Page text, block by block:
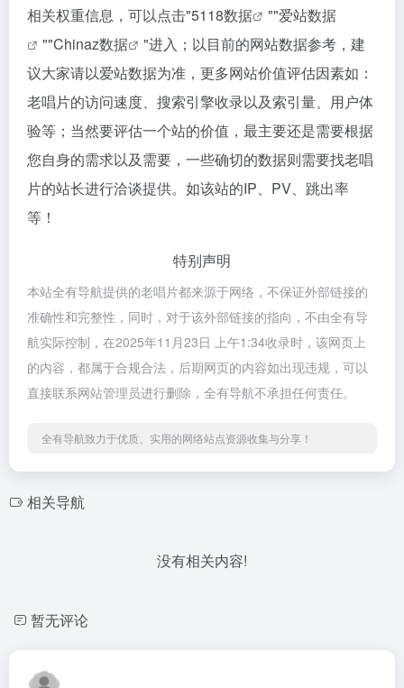
相关权重信息，可以点击"5118数据 ""爱站数据
""Chinaz数据
"进入；以目前的网站数据参考，建
议大家请以爱站数据为准，更多网站价值评估因素如：
老唱片的访问速度、搜索引擎收录以及索引量、用户体
验等；当然要评估一个站的价值，最主要还是需要根据
您自身的需求以及需要，一些确切的数据则需要找老唱
片的站长进行洽谈提供。如该站的IP、PV、跳出率
等！
特别声明
本站全有导航提供的老唱片都来源于网络，不保证外部链接的
准确性和完整性，同时，对于该外部链接的指向，不由全有导
航实际控制，在2025年11月23日 上午1:34收录时，该网页上
的内容，都属于合规合法，后期网页的内容如出现违规，可以
直接联系网站管理员进行删除，全有导航不承担任何责任。
全有导航致力于优质、实用的网络站点资源收集与分享！
相关导航
没有相关内容!
暂无评论